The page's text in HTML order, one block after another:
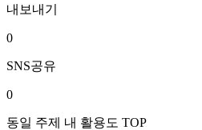
내보내기
0
SNS공유
0
동일 주제 내 활용도 TOP